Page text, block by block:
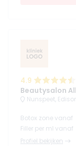
4.9
Beautysalon
Nunspeet,
Botox zone vanaf
Filler per ml vanaf
Profiel bekijken